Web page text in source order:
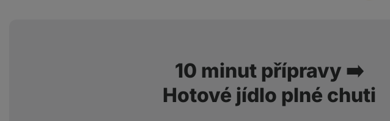
10 minut přípravy ➡️
Hotové jídlo plné chuti